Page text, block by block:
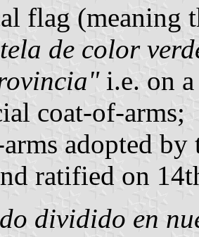
flag (meaning
de color
i.e. on a
coat-of-arms;
adopted
ratified on
dividido en